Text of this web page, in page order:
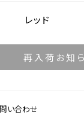
レッド
再入荷お知
い合わせ